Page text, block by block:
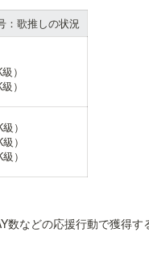
：歌推しの状況
）
）
）
）
）
などの応援行動で獲得す